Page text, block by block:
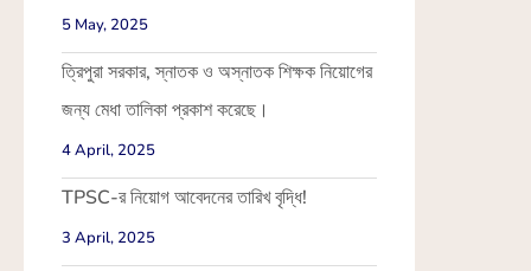
5 May, 2025
ত্রিপুরা সরকার, স্নাতক ও অস্নাতক শিক্ষক নিয়োগের
জন্য মেধা তালিকা প্রকাশ করেছে।
4 April, 2025
TPSC-র নিয়োগ আবেদনের তারিখ বৃদ্ধি!
3 April, 2025